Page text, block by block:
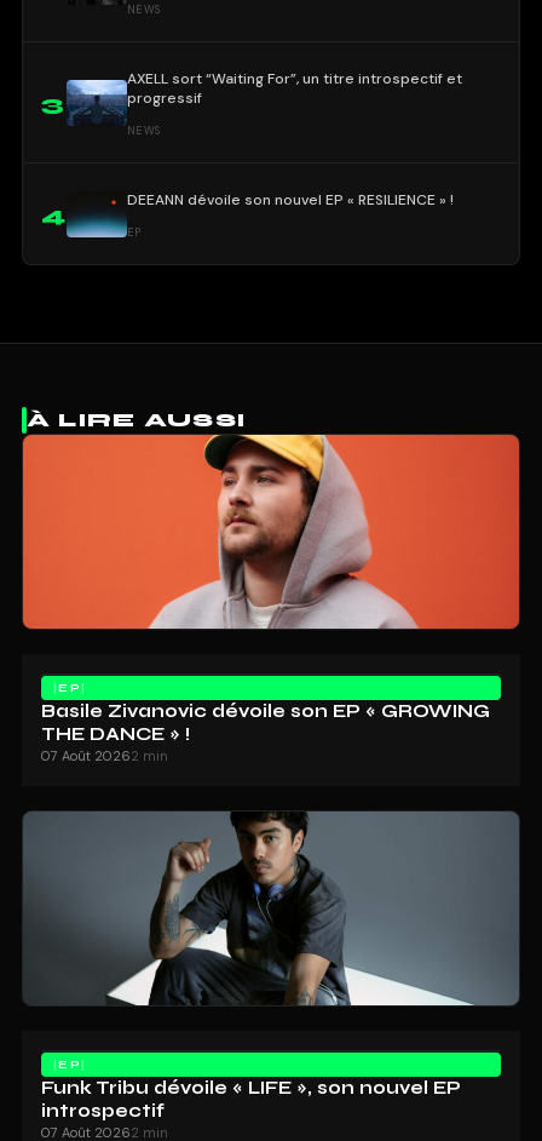
NEWS
3
AXELL sort “Waiting For”, un titre introspectif et
progressif
NEWS
4
DEEANN dévoile son nouvel EP « RESILIENCE » !
EP
À LIRE AUSSI
EP
Basile Zivanovic dévoile son EP « GROWING
THE DANCE » !
07 Août 20262 min
EP
Funk Tribu dévoile « LIFE », son nouvel EP
introspectif
07 Août 20262 min